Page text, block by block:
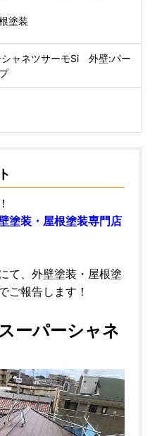
塗装
シャネツサーモSi 外壁:パー
塗装・屋根塗装専門店
て、外壁塗装・屋根塗
ご報告します！
ーパーシャネ